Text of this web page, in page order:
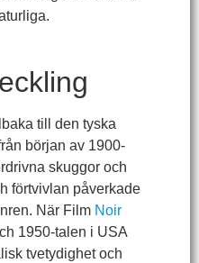
till den tyska
början av 1900-
skuggor och
förtvivlan påverkade
När Film Noir
1950-talen i USA
tvetydighet och